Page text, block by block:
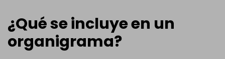
¿Qué se incluye en un
organigrama?